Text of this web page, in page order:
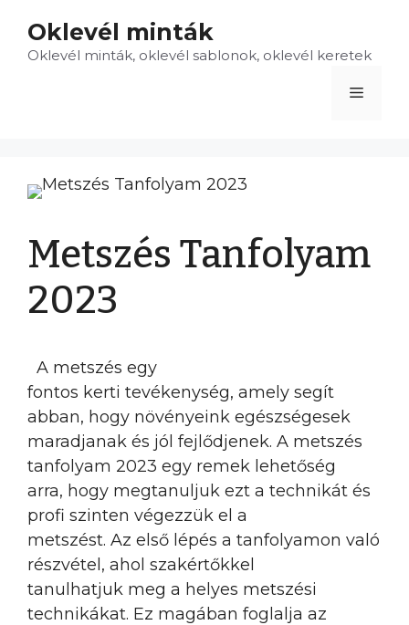
tartalomba
Oklevél minták
Oklevél minták, oklevél sablonok, oklevél keretek
Menü
Metszés Tanfolyam
2023
A metszés egy
fontos kerti tevékenység, amely segít
abban, hogy növényeink egészségesek
maradjanak és jól fejlődjenek. A metszés
tanfolyam 2023 egy remek lehetőség
arra, hogy megtanuljuk ezt a technikát és
profi szinten végezzük el a
metszést. Az első lépés a tanfolyamon való
részvétel, ahol szakértőkkel
tanulhatjuk meg a helyes metszési
technikákat. Ez magában foglalja az